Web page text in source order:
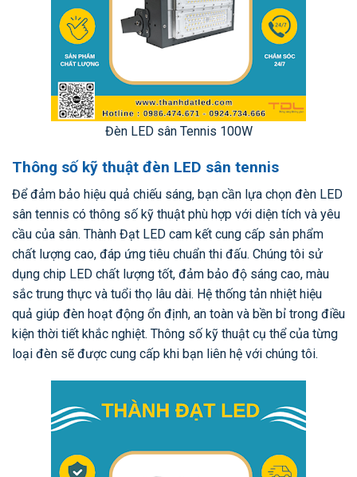
Đèn LED sân Tennis 100W
Thông số kỹ thuật đèn LED sân tennis
Để đảm bảo hiệu quả chiếu sáng, bạn cần lựa chọn đèn LED
sân tennis có thông số kỹ thuật phù hợp với diện tích và yêu
cầu của sân. Thành Đạt LED cam kết cung cấp sản phẩm
chất lượng cao, đáp ứng tiêu chuẩn thi đấu. Chúng tôi sử
dụng chip LED chất lượng tốt, đảm bảo độ sáng cao, màu
sắc trung thực và tuổi thọ lâu dài. Hệ thống tản nhiệt hiệu
quả giúp đèn hoạt động ổn định, an toàn và bền bỉ trong điều
kiện thời tiết khắc nghiệt. Thông số kỹ thuật cụ thể của từng
loại đèn sẽ được cung cấp khi bạn liên hệ với chúng tôi.